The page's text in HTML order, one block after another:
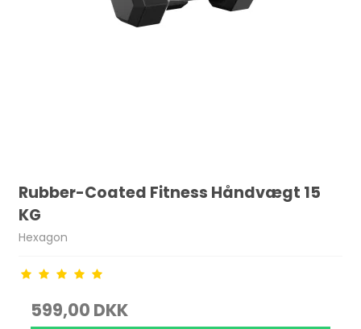
Rubber-Coated Fitness Håndvægt 15
KG
Hexagon
599,00 DKK